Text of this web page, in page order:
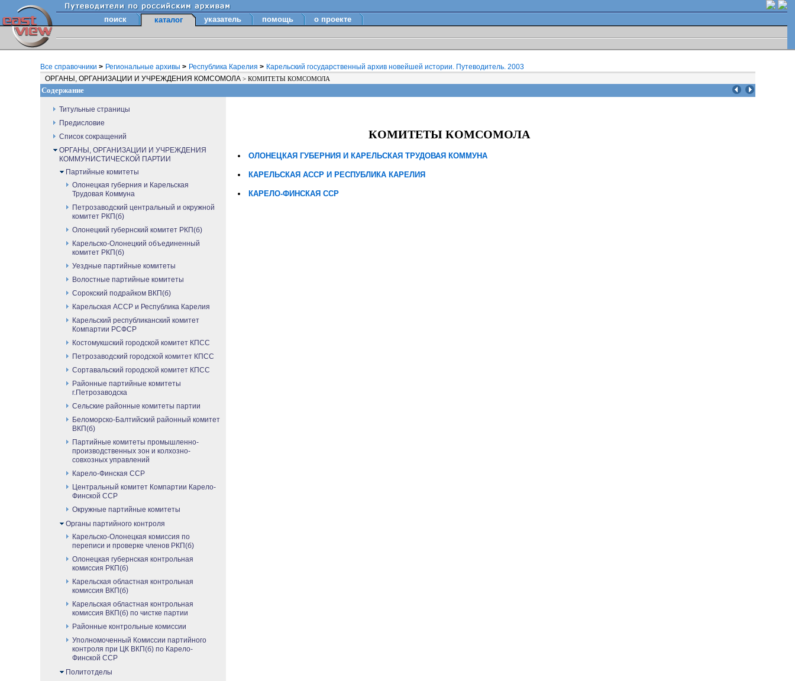
поиск каталог указатель помощь о проекте
Все справочники > Региональные архивы > Республика Карелия > Карельский государственный архив новейшей истории. Путеводитель. 2003
ОРГАНЫ, ОРГАНИЗАЦИИ И УЧРЕЖДЕНИЯ КОМСОМОЛА >КОМИТЕТЫ КОМСОМОЛА
Содержание
Титульные страницы
Предисловие
Список сокращений
ОРГАНЫ, ОРГАНИЗАЦИИ И УЧРЕЖДЕНИЯ
КОММУНИСТИЧЕСКОЙ ПАРТИИ
Партийные комитеты
Олонецкая губерния и Карельская
Трудовая Коммуна
Петрозаводский центральный и окружной
комитет РКП(б)
Олонецкий губернский комитет РКП(б)
Карельско-Олонецкий объединенный
комитет РКП(б)
Уездные партийные комитеты
Волостные партийные комитеты
Сорокский подрайком ВКП(б)
Карельская АССР и Республика Карелия
Карельский республиканский комитет
Компартии РСФСР
Костомукшский городской комитет КПСС
Петрозаводский городской комитет КПСС
Сортавальский городской комитет КПСС
Районные партийные комитеты
г.Петрозаводска
Сельские районные комитеты партии
Беломорско-Балтийский районный комитет
ВКП(б)
Партийные комитеты промышленно-
производственных зон и колхозно-
совхозных управлений
Карело-Финская ССР
Центральный комитет Компартии Карело-
Финской ССР
Окружные партийные комитеты
Органы партийного контроля
Карельско-Олонецкая комиссия по
переписи и проверке членов РКП(б)
Олонецкая губернская контрольная
комиссия РКП(б)
Карельская областная контрольная
комиссия ВКП(б)
Карельская областная контрольная
комиссия ВКП(б) по чистке партии
Районные контрольные комиссии
Уполномоченный Комиссии партийного
контроля при ЦК ВКП(б) по Карело-
Финской ССР
Политотделы
КОМИТЕТЫ КОМСОМОЛА
ОЛОНЕЦКАЯ ГУБЕРНИЯ И КАРЕЛЬСКАЯ ТРУДОВАЯ КОММУНА
КАРЕЛЬСКАЯ АССР И РЕСПУБЛИКА КАРЕЛИЯ
КАРЕЛО-ФИНСКАЯ ССР